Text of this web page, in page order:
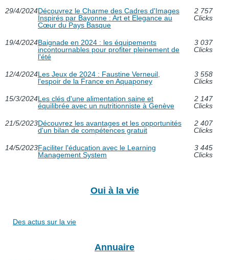
29/4/2024Découvrez le Charme des Cadres d'Images
Inspirés par Bayonne : Art et Elegance au
Cœur du Pays Basque
2 757
Clicks
19/4/2024Baignade en 2024 : les équipements
incontournables pour profiter pleinement de
l'été
3 037
Clicks
12/4/2024Les Jeux de 2024 : Faustine Verneuil,
l'espoir de la France en Aquaponey
3 558
Clicks
15/3/2024Les clés d'une alimentation saine et
équilibrée avec un nutritionniste à Genève
2 147
Clicks
21/5/2023Découvrez les avantages et les opportunités
d'un bilan de compétences gratuit
2 407
Clicks
14/5/2023Faciliter l'éducation avec le Learning
Management System
3 445
Clicks
Oui à la vie
Des actus sur la vie
Annuaire